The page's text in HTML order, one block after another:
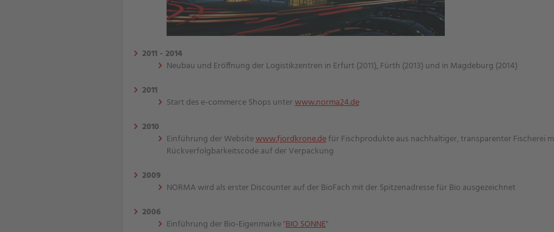
2011 - 2014
Neubau und Eröffnung der Logistikzentren in Erfurt (2011), Fürth (2013) und in Magdeburg (2014)
2011
Start des e-commerce Shops unterwww.norma24.de
2010
Einführung der Websitewww.fjordkrone.defür Fischprodukte aus nachhaltiger, transparenter Fischerei
Rückverfolgbarkeitscode auf der Verpackung
2009
NORMA wird als erster Discounter auf der BioFach mit der Spitzenadresse für Bio ausgezeichnet
2006
Einführung der Bio-Eigenmarke "BIO SONNE"